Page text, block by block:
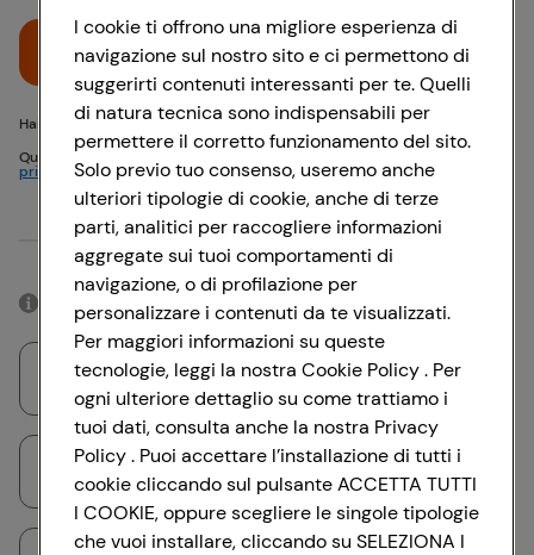
Hai problemi di accesso? {{recover-pwd}} o {{recover-email}}
Questo sito è protetto da reCAPTCHA e si applicano
privacy eTermini di servizioGoogle
Accedi
Oppure
Accedendo con il tuo account social, rimarrai connesso per 12 ore.
Accedi con Google
I cookie ti offrono una migliore esperienza di
navigazione sul nostro sito e ci permettono di
suggerirti contenuti interessanti per te. Quelli
di natura tecnica sono indispensabili per
permettere il corretto funzionamento del sito.
Solo previo tuo consenso, useremo anche
ulteriori tipologie di cookie, anche di terze
parti, analitici per raccogliere informazioni
aggregate sui tuoi comportamenti di
navigazione, o di profilazione per
personalizzare i contenuti da te visualizzati.
Per maggiori informazioni su queste
tecnologie, leggi la nostra Cookie Policy . Per
ogni ulteriore dettaglio su come trattiamo i
tuoi dati, consulta anche la nostra Privacy
Policy . Puoi accettare l’installazione di tutti i
cookie cliccando sul pulsante ACCETTA TUTTI
I COOKIE, oppure scegliere le singole tipologie
che vuoi installare, cliccando su SELEZIONA I